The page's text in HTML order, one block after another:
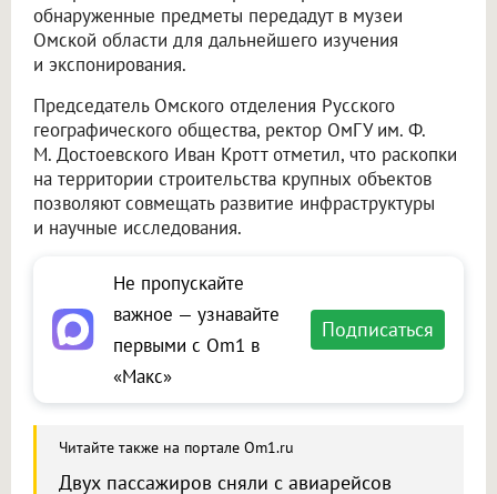
обнаруженные предметы передадут в музеи
Омской области для дальнейшего изучения
и экспонирования.
Председатель Омского отделения Русского
географического общества, ректор ОмГУ им. Ф.
М. Достоевского Иван Кротт отметил, что раскопки
на территории строительства крупных объектов
позволяют совмещать развитие инфраструктуры
и научные исследования.
Не пропускайте
важное — узнавайте
первыми с Om1 в
«Макс»
Подписаться
Читайте также на портале Om1.ru
Двух пассажиров сняли с авиарейсов